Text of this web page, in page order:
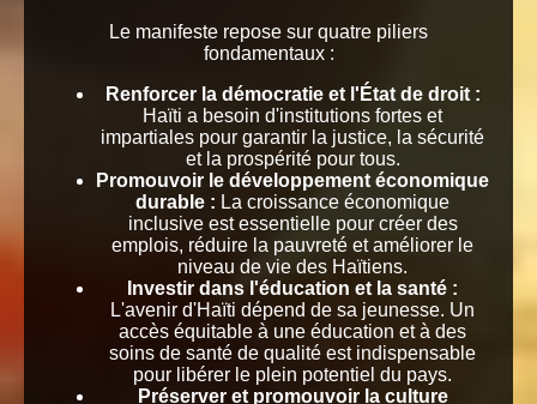
Le manifeste repose sur quatre piliers
fondamentaux :
Renforcer la démocratie et l'État de droit :
Haïti a besoin d'institutions fortes et
impartiales pour garantir la justice, la sécurité
et la prospérité pour tous.
Promouvoir le développement économique
durable : La croissance économique
inclusive est essentielle pour créer des
emplois, réduire la pauvreté et améliorer le
niveau de vie des Haïtiens.
Investir dans l'éducation et la santé :
L'avenir d'Haïti dépend de sa jeunesse. Un
accès équitable à une éducation et à des
soins de santé de qualité est indispensable
pour libérer le plein potentiel du pays.
Préserver et promouvoir la culture